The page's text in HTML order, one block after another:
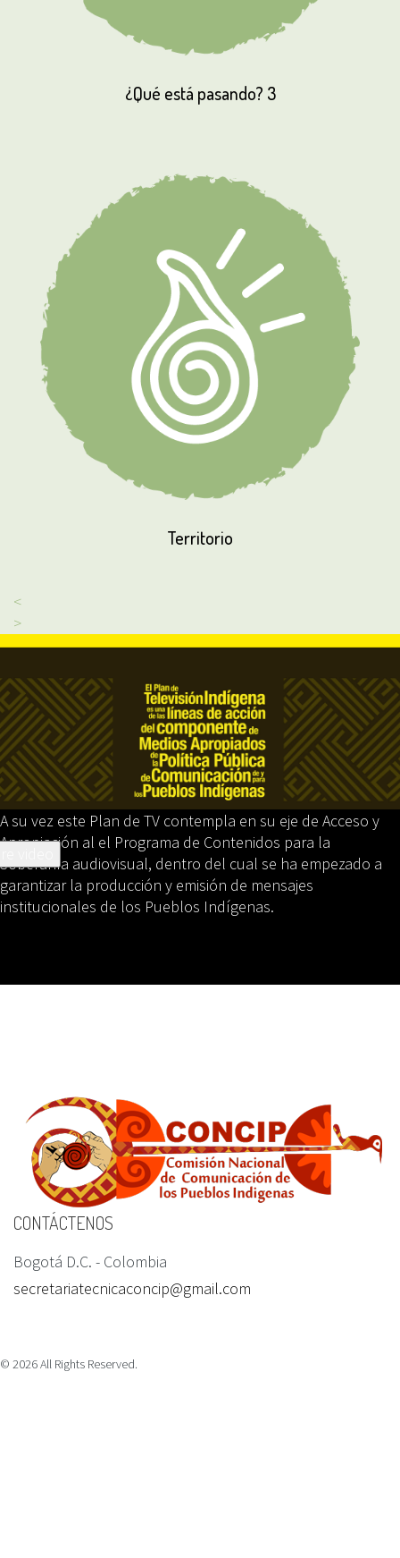
¿Qué está pasando? 3
Territorio
<
>
A su vez este Plan de TV contempla en su eje de Acceso y
Apropiación al el Programa de Contenidos para la
Soberanía audiovisual, dentro del cual se ha empezado a
garantizar la producción y emisión de mensajes
institucionales de los Pueblos Indígenas.
CONTÁCTENOS
Bogotá D.C. - Colombia
secretariatecnicaconcip@gmail.com
© 2026All Rights Reserved.